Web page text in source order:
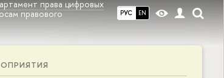
РУС EN
права цифровых
правового